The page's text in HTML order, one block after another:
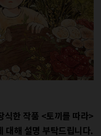
식한 작품 <토끼를 따라>
대해 설명 부탁드립니다.